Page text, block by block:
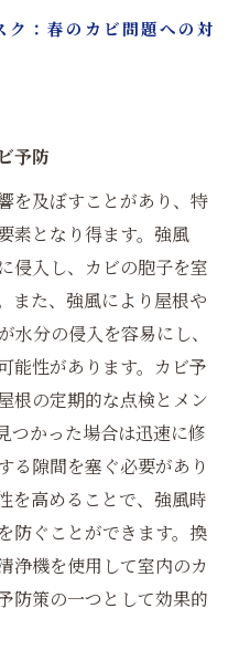
ク：春のカビ問題への対
予防
を及ぼすことがあり、特
素となり得ます。強風
侵入し、カビの胞子を室
また、強風により屋根や
分の侵入を容易にし、
能性があります。カビ予
根の定期的な点検とメン
つかった場合は迅速に修
る隙間を塞ぐ必要があり
を高めることで、強風時
防ぐことができます。換
浄機を使用して室内のカ
防策の一つとして効果的